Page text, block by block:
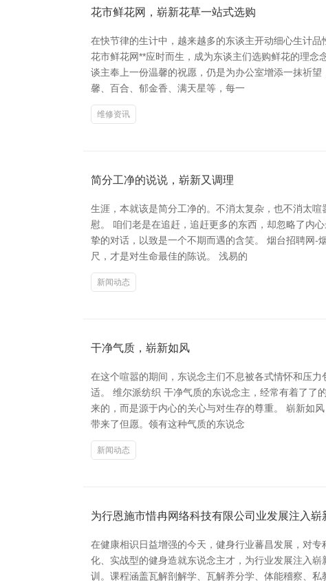
花市鲜花网，崭新花草一站式选购
在快节律的生计中，越来越多的东谈主开动细心生计
花市鲜花网**应时而生，成为东谈主们选购鲜花的理
谈主奉上一份温馨的祝愿，仍是为办公室增添一抹祈
馨、百合、郁金香、满天星等，每一
维修资讯
简分工净的说说，崭新又调理
生涯，本就该是简分工净的。不消太复杂，也不消太
慰。 咱们老是在追赶，追赶更多的东西，却忽略了内
挚的对话，以致是一个不期而遇的含笑。 烟台招聘网-
尺，才是对生命最佳的陈说。 浅易的
新闻动态
干净气质，崭新如风
在这个喧嚣的期间，东说念主们不息被各式情怀和压
适。 维尔派纺织 干净气质的东说念主，经常有着了了
来的，而是源于内心的关心与对生存的尊重。 崭新如
带来了但愿。领有这种气质的东说念
新闻动态
为行恩施市惜冉网络科技有限公司业发展注入崭
在健康相识日益增强的今天，健身行业蕃昌发展，对
化、实战型的健身造就东说念主才，为行业发展注入
训。课程涵盖瓦解剖解学、瓦解养分学、体能稽察、